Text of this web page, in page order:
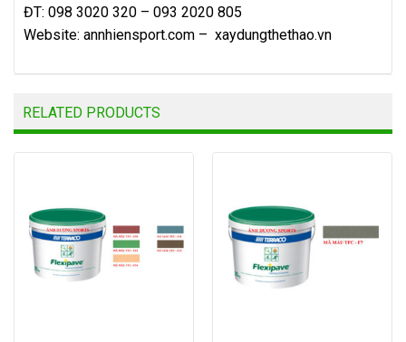
ĐT: 098 3020 320 – 093 2020 805
Website: annhiensport.com – xaydungthethao.vn
RELATED PRODUCTS